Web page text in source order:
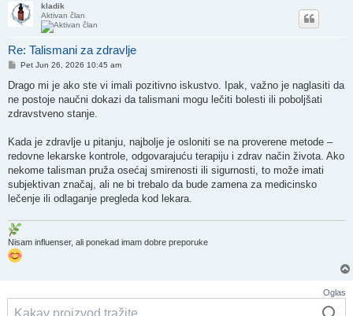
kladik
Aktivan član
Re: Talismani za zdravlje
Post
Pet Jun 26, 2026 10:45 am
Drago mi je ako ste vi imali pozitivno iskustvo. Ipak, važno je naglasiti da
ne postoje naučni dokazi da talismani mogu lečiti bolesti ili poboljšati
zdravstveno stanje.
Kada je zdravlje u pitanju, najbolje je osloniti se na proverene metode –
redovne lekarske kontrole, odgovarajuću terapiju i zdrav način života. Ako
nekome talisman pruža osećaj smirenosti ili sigurnosti, to može imati
subjektivan značaj, ali ne bi trebalo da bude zamena za medicinsko
lečenje ili odlaganje pregleda kod lekara.
Nisam influenser, ali ponekad imam dobre preporuke
Oglas